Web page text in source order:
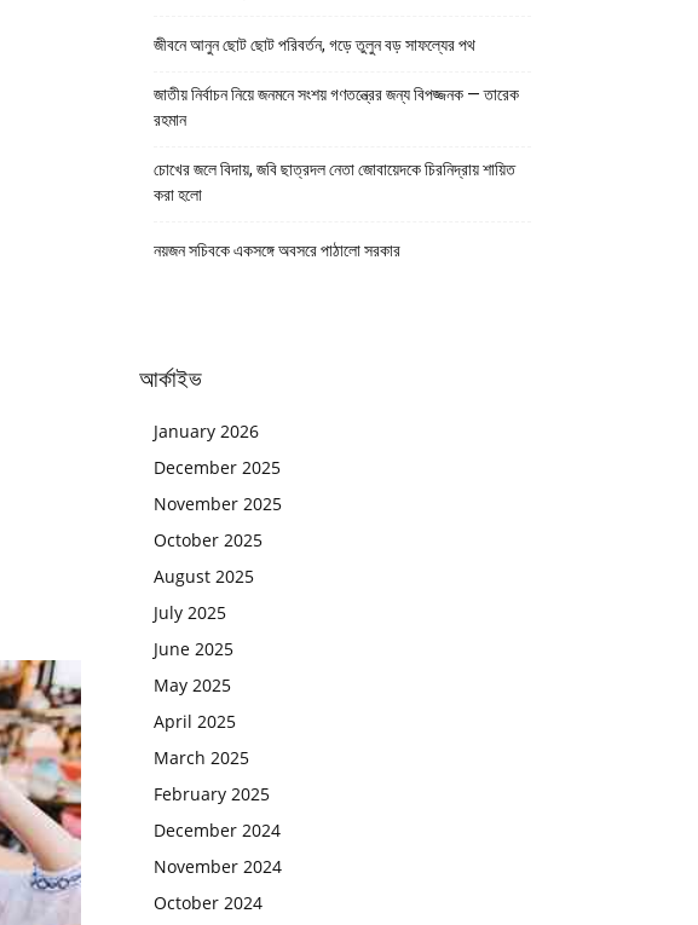
জীবনে আনুন ছোট ছোট পরিবর্তন, গড়ে তুলুন বড় সাফল্যের পথ
জাতীয় নির্বাচন নিয়ে জনমনে সংশয় গণতন্ত্রের জন্য বিপজ্জনক — তারেক
রহমান
চোখের জলে বিদায়, জবি ছাত্রদল নেতা জোবায়েদকে চিরনিদ্রায় শায়িত
করা হলো
নয়জন সচিবকে একসঙ্গে অবসরে পাঠালো সরকার
আর্কাইভ
January 2026
December 2025
November 2025
October 2025
August 2025
July 2025
June 2025
May 2025
April 2025
March 2025
February 2025
December 2024
November 2024
October 2024